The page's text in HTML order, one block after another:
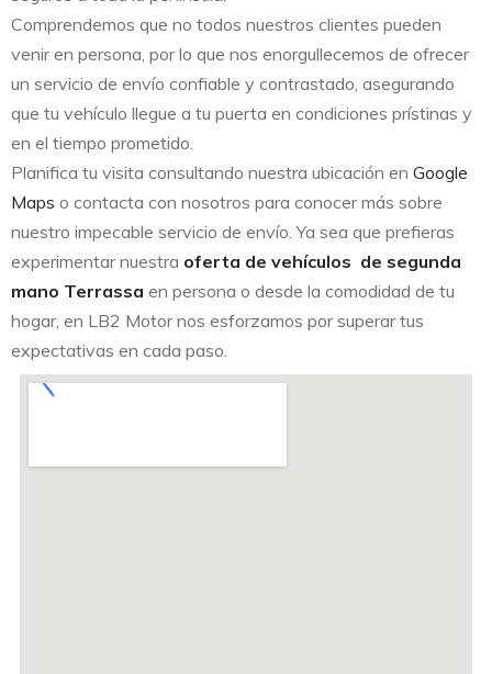
Comprendemos que no todos nuestros clientes pueden
venir en persona, por lo que nos enorgullecemos de ofrecer
un servicio de envío confiable y contrastado, asegurando
que tu vehículo llegue a tu puerta en condiciones prístinas y
en el tiempo prometido.
Planifica tu visita consultando nuestra ubicación en Google
Maps o contacta con nosotros para conocer más sobre
nuestro impecable servicio de envío. Ya sea que prefieras
experimentar nuestra oferta de vehículos de segunda
mano Terrassa en persona o desde la comodidad de tu
hogar, en LB2 Motor nos esforzamos por superar tus
expectativas en cada paso.